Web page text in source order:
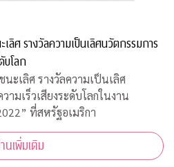
ลิศ รางวัลความเป็นเลิศนวัตกรรมการ
บโลก
ะเลิศ รางวัลความเป็นเลิศ
มเร็วเสียงระดับโลกในงาน
ที่สหรัฐอเมริกา
นเพิ่มเติม